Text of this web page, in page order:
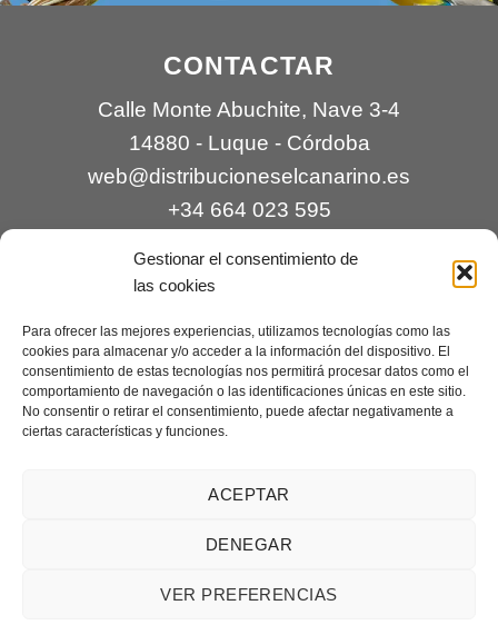
Gestionar el consentimiento de
las cookies
Para ofrecer las mejores experiencias, utilizamos tecnologías como las
cookies para almacenar y/o acceder a la información del dispositivo. El
consentimiento de estas tecnologías nos permitirá procesar datos como el
comportamiento de navegación o las identificaciones únicas en este sitio.
No consentir o retirar el consentimiento, puede afectar negativamente a
ciertas características y funciones.
ACEPTAR
DENEGAR
VER PREFERENCIAS
CONTACTAR
Calle Monte Abuchite, Nave 3-4
14880 - Luque - Córdoba
web@distribucioneselcanarino.es
+34 664 023 595
Contacto|Incidencias|Devoluciones |
Condiciones generales
Mantenimiento web a cargo deCreaciones Digitales – mantenimiento web
Política de privacidad |Condiciones generales de